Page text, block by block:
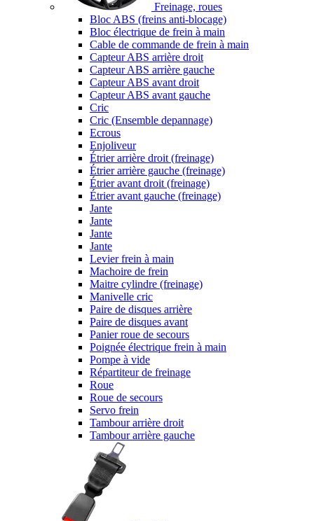
Freinage, roues
Bloc ABS (freins anti-blocage)
Bloc électrique de frein à main
Cable de commande de frein à main
Capteur ABS arrière droit
Capteur ABS arrière gauche
Capteur ABS avant droit
Capteur ABS avant gauche
Cric
Cric (Ensemble depannage)
Ecrous
Enjoliveur
Étrier arrière droit (freinage)
Étrier arrière gauche (freinage)
Étrier avant droit (freinage)
Étrier avant gauche (freinage)
Jante
Jante
Jante
Jante
Levier frein à main
Machoire de frein
Maitre cylindre (freinage)
Manivelle cric
Paire de disques arrière
Paire de disques avant
Panier roue de secours
Poignée électrique frein à main
Pompe à vide
Répartiteur de freinage
Roue
Roue de secours
Servo frein
Tambour arrière droit
Tambour arrière gauche